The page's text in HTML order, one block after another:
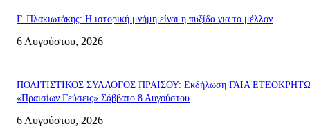
Γ. Πλακιωτάκης: Η ιστορική μνήμη είναι η πυξίδα για το μέλλον
6 Αυγούστου, 2026
ΠΟΛΙΤΙΣΤΙΚΟΣ ΣΥΛΛΟΓΟΣ ΠΡΑΙΣΟΥ: Εκδήλωση ΓΑΙΑ
«Πραισίων Γεύσεις» Σάββατο 8 Αυγούστου
6 Αυγούστου, 2026